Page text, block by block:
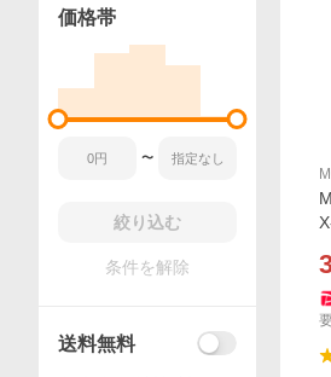
価格帯
〜
絞り込む
条件を解除
送料無料